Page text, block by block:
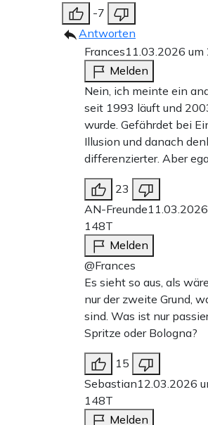
-7
Antworten
Frances11.03.2026
Melden
Nein, ich meinte ein
seit 1993 läuft und
wurde. Gefährdet bei
Illusion und danach
differenzierter. Aber
23
AN-Freunde
148T
Melden
@Frances
Es sieht so aus, als
nur der zweite Grund,
sind. Was ist nur
Spritze oder Bologna?
15
Sebastian12.03.2026
148T
Melden